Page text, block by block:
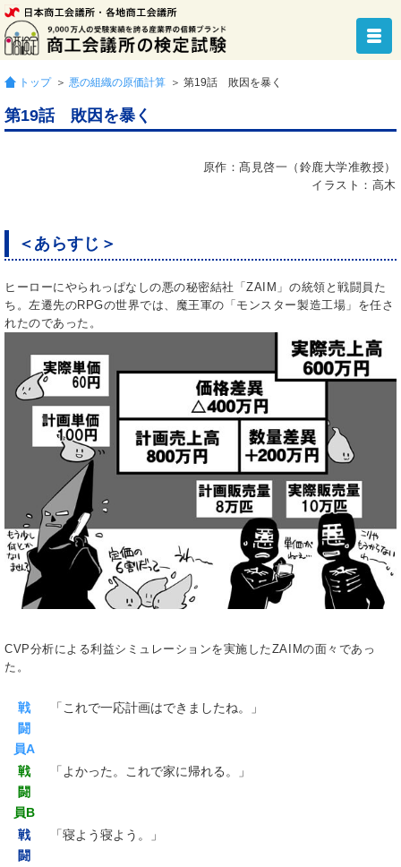
トップ ＞ 悪の組織の原価計算 ＞ 第19話 敗因を暴く
第19話 敗因を暴く
原作：髙見啓一（鈴鹿大学准教授）
イラスト：高木
＜あらすじ＞
ヒーローにやられっぱなしの悪の秘密結社「ZAIM」の統領と戦闘員た
ち。左遷先のRPGの世界では、魔王軍の「モンスター製造工場」を任さ
れたのであった。
CVP分析による利益シミュレーションを実施したZAIMの面々であっ
た。
戦
闘
員A
「これで一応計画はできましたね。」
戦
闘
員B
「よかった。これで家に帰れる。」
戦
闘
「寝よう寝よう。」